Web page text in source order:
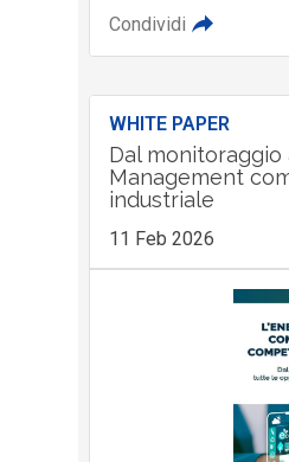
Condividi
WHITE PAPER
Dal monitoraggio
Management
industriale
11 Feb 2026